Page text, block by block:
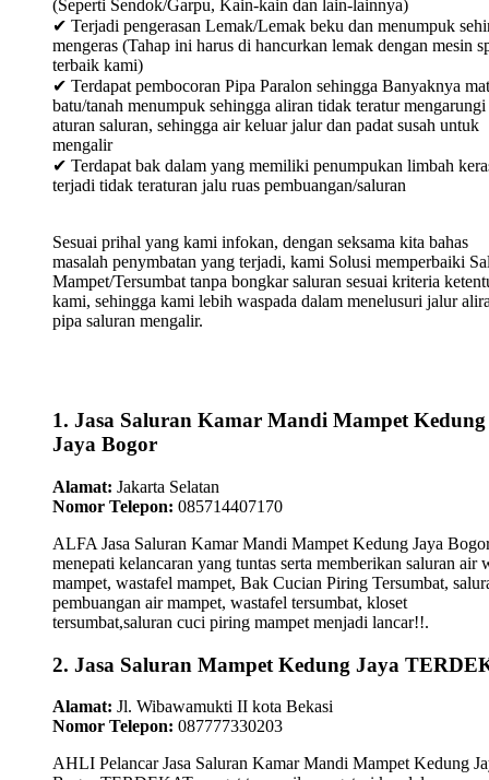
(Seperti Sendok/Garpu, Kain-kain dan lain-lainnya)
✔ Terjadi pengerasan Lemak/Lemak beku dan menumpuk
mengeras (Tahap ini harus di hancurkan lemak dengan mesin
terbaik kami)
✔ Terdapat pembocoran Pipa Paralon sehingga Banyaknya
batu/tanah menumpuk sehingga aliran tidak teratur mengarungi
aturan saluran, sehingga air keluar jalur dan padat susah untuk
mengalir
✔ Terdapat bak dalam yang memiliki penumpukan limbah
terjadi tidak teraturan jalu ruas pembuangan/saluran
Sesuai prihal yang kami infokan, dengan seksama kita bahas
masalah penymbatan yang terjadi, kami Solusi memperbaiki
Mampet/Tersumbat tanpa bongkar saluran sesuai kriteria
kami, sehingga kami lebih waspada dalam menelusuri jalur
pipa saluran mengalir.
1. Jasa Saluran Kamar Mandi Mampet Kedung
Jaya Bogor
Alamat: Jakarta Selatan
Nomor Telepon: 085714407170
ALFA Jasa Saluran Kamar Mandi Mampet Kedung Jaya
menepati kelancaran yang tuntas serta memberikan saluran air
mampet, wastafel mampet, Bak Cucian Piring Tersumbat,
pembuangan air mampet, wastafel tersumbat, kloset
tersumbat,saluran cuci piring mampet menjadi lancar!!.
2. Jasa Saluran Mampet Kedung Jaya
Alamat: Jl. Wibawamukti II kota Bekasi
Nomor Telepon: 087777330203
AHLI Pelancar Jasa Saluran Kamar Mandi Mampet Kedung